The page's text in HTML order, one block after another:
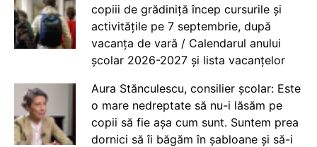
copiii de grădiniță încep cursurile și
activitățile pe 7 septembrie, după
vacanța de vară / Calendarul anului
școlar 2026-2027 și lista vacanțelor
Aura Stănculescu, consilier școlar: Este
o mare nedreptate să nu-i lăsăm pe
copii să fie așa cum sunt. Suntem prea
dornici să îi băgăm în șabloane și să-i